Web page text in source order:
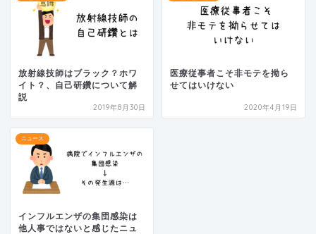
放射線技師はブラック？ホワ
イト？、自己研鑽について解
説
2019年8月30日
医療従事者こそ非モテを拗ら
せてはいけない
2020年4月19日
ニュース
インフルエンザの集団感染は
他人事ではないと感じたニュ